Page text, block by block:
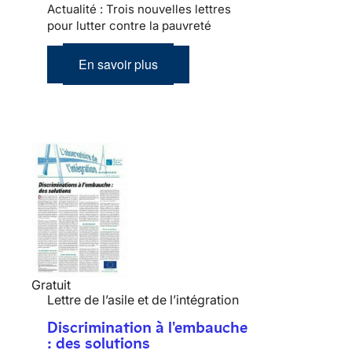
Actualité : Trois nouvelles lettres
pour lutter contre la pauvreté
En savoir plus
Gratuit
Lettre de l’asile et de l’intégration
Discrimination à l'embauche
: des solutions